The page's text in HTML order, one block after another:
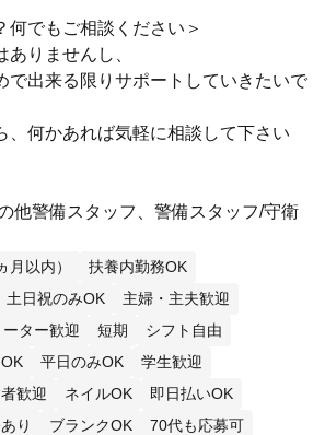
何でもご相談ください＞
ありませんし、
で出来る限りサポートしていきたいで
、何かあれば気軽に相談して下さい
他警備スタッフ、警備スタッフ/守衛
月以内）
扶養内勤務OK
土日祝のみOK
主婦・主夫歓迎
ーター歓迎 短期
シフト自由
平日のみOK
学生歓迎
歓迎 ネイルOK
即日払いOK
り ブランクOK
70代も応募可